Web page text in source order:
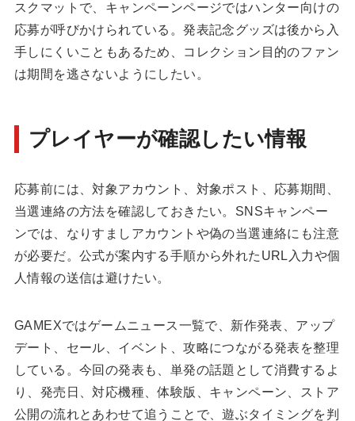
スクマットで、キャンペーンページではハンター向けの
応募が呼びかけられている。発表記念グッズは後から入
手しにくいこともあるため、コレクション目的のファン
は期間を逃さないようにしたい。
プレイヤーが確認したい情報
応募前には、対象アカウント、対象ポスト、応募期間、
当選連絡の方法を確認しておきたい。SNSキャンペー
ンでは、なりすましアカウントや偽の当選連絡にも注意
が必要だ。公式が案内する手順から外れたURL入力や個
人情報の送信は避けたい。
GAMEXではゲームニュース一覧で、新作発表、アップ
デート、セール、イベント、攻略につながる発表を整理
している。今回の発表も、単発の話題として消費するよ
り、発売日、対応機種、体験版、キャンペーン、ストア
公開の流れとあわせて追うことで、遊ぶタイミングを判